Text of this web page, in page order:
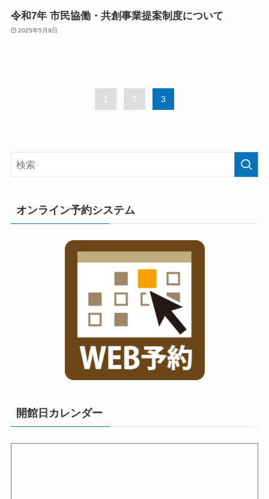
令和7年 市民協働・共創事業提案制度について
2025年5月9日
1 2 3
オンライン予約システム
開館日カレンダー